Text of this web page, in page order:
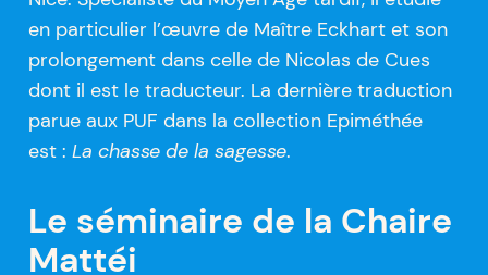
en particulier l’œuvre de Maître Eckhart et son
prolongement dans celle de Nicolas de Cues
dont il est le traducteur. La dernière traduction
parue aux PUF dans la collection Epiméthée
est : La chasse de la sagesse.
Le séminaire de la Chaire
Mattéi